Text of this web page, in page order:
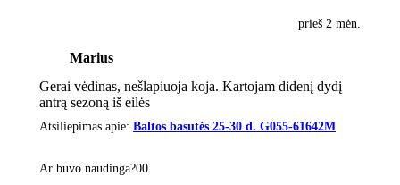
prieš 2 mėn.
Marius
Gerai vėdinas, nešlapiuoja koja. Kartojam didenį dydį
antrą sezoną iš eilės
Atsiliepimas apie: Baltos basutės 25-30 d. G055-61642M
Ar buvo naudinga?00